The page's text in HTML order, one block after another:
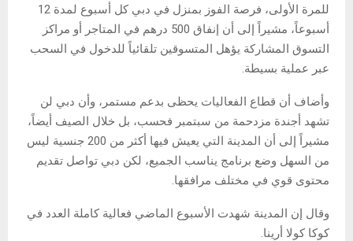
للمرة الأولى، فرصة الفوز بمنزل في دبي كل أسبوع لمدة 12
أسبوعاً، مشيراً إلى أن إنفاق 500 درهم في المتاجر أو مراكز
التسوق المشاركة يؤهل المتسوقين تلقائياً للدخول في السحب
عبر عملية بسيطة.
وأضاف أن قطاع الفعاليات يحظى بدعم مستمر، وأن دبي لن
تشهد أجندة مزدحمة من سبتمبر فحسب، بل خلال الصيف أيضاً،
مشيراً إلى أن المدينة التي يعيش فيها أكثر من 200 جنسية ليس
من السهل وضع برنامج يناسب الجميع، لكن دبي تواصل تقديم
محتوى قوي في مختلف مرافقها.
وقال إن المدينة شهدت الأسبوع الماضي فعالية كاملة العدد في
كوكا كولا أرينا.